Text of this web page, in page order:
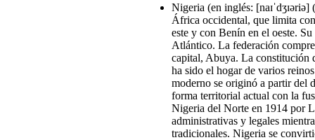
Nigeria (en inglés:
África occidental, que limita
este y con Benín en el oeste.
Atlántico. La federación
capital, Abuya. La constitución
ha sido el hogar de varios
moderno se originó a partir
forma territorial actual con la
Nigeria del Norte en 1914 por
administrativas y legales
tradicionales. Nigeria se